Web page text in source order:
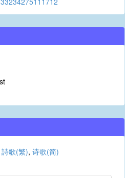
詩歌(繁), 诗歌(简)